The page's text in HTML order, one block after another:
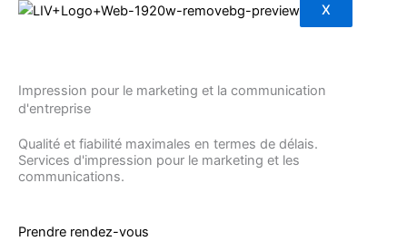
X
Impression pour le marketing et la communication
d'entreprise
Qualité et fiabilité maximales en termes de délais.
Services d'impression pour le marketing et les
communications.
Prendre rendez-vous